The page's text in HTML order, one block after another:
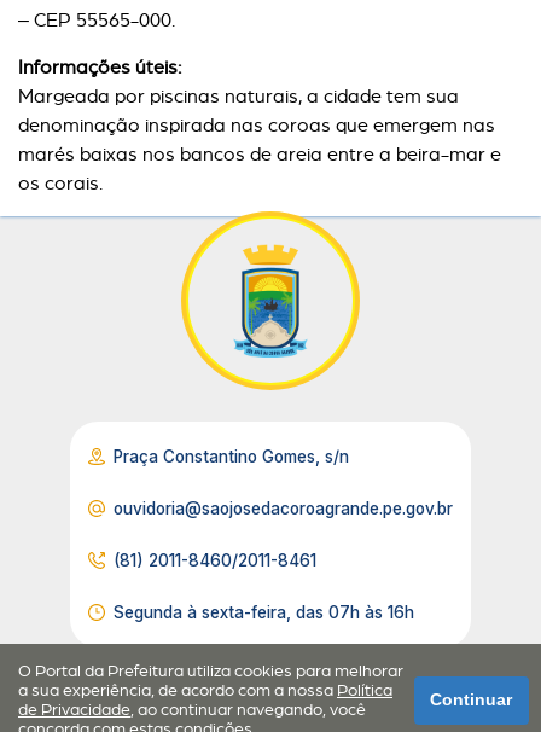
– CEP 55565-000.
Informações úteis:
Margeada por piscinas naturais, a cidade tem sua
denominação inspirada nas coroas que emergem nas
marés baixas nos bancos de areia entre a beira-mar e
os corais.
Praça Constantino Gomes, s/n
ouvidoria@saojosedacoroagrande.pe.gov.br
(81) 2011-8460/2011-8461
Segunda à sexta-feira, das 07h às 16h
O Portal da Prefeitura utiliza cookies para melhorar
a sua experiência, de acordo com a nossa Política
de Privacidade, ao continuar navegando, você
Continuar